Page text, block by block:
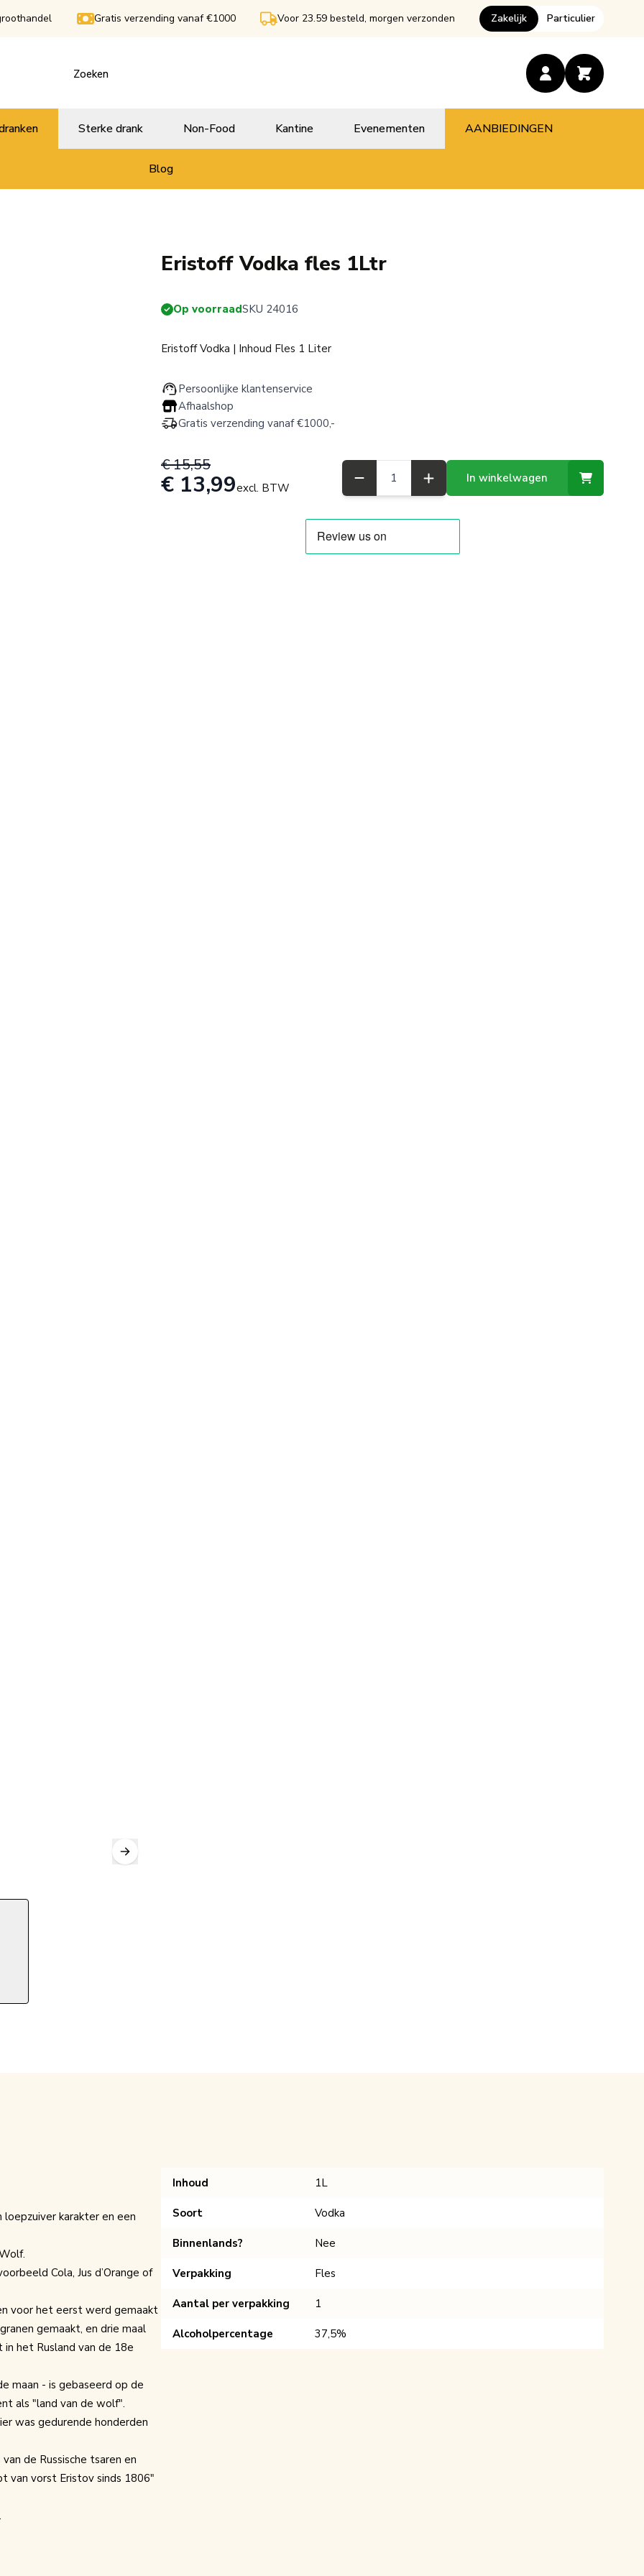
Gratis verzending vanaf €1000 Voor 23.59 besteld, morgen verzonden Zakelijk Particulier
Sterke drank Non-Food Kantine Evenementen AANBIEDINGEN
Blog
Eristoff Vodka fles 1Ltr
Op voorraadSKU 24016
Eristoff Vodka | Inhoud Fles 1 Liter
Persoonlijke klantenservice
Afhaalshop
Gratis verzending vanaf €1000,-
€ 15,55
€ 13,99excl. BTW
In winkelwagen
karakter en een
Cola, Jus d’Orange of
voor het eerst werd gemaakt
gemaakt, en drie maal
het Rusland van de 18e
maan - is gebaseerd op de
als "land van de wolf".
was gedurende honderden
de Russische tsaren en
van vorst Eristov sinds 1806"
Inhoud 1L
Soort Vodka
Binnenlands? Nee
Verpakking Fles
Aantal per verpakking 1
Alcoholpercentage 37,5%